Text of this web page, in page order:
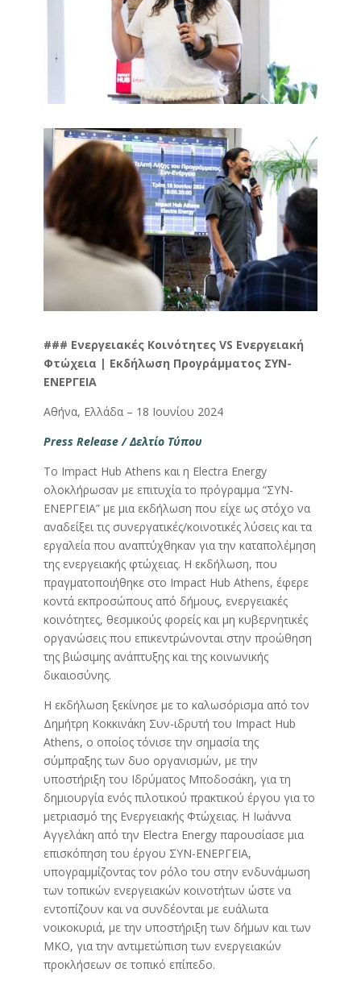
### Ενεργειακές Κοινότητες VS Ενεργειακή
Φτώχεια | Εκδήλωση Προγράμματος ΣΥΝ-
ΕΝΕΡΓΕΙΑ
Αθήνα, Ελλάδα – 18 Ιουνίου 2024
Press Release / Δελτίο Τύπου
Το Impact Hub Athens και η Electra Energy
ολοκλήρωσαν με επιτυχία το πρόγραμμα “ΣΥΝ-
ΕΝΕΡΓΕΙΑ” με μια εκδήλωση που είχε ως στόχο να
αναδείξει τις συνεργατικές/κοινοτικές λύσεις και τα
εργαλεία που αναπτύχθηκαν για την καταπολέμηση
της ενεργειακής φτώχειας. Η εκδήλωση, που
πραγματοποιήθηκε στο Impact Hub Athens, έφερε
κοντά εκπροσώπους από δήμους, ενεργειακές
κοινότητες, θεσμικούς φορείς και μη κυβερνητικές
οργανώσεις που επικεντρώνονται στην προώθηση
της βιώσιμης ανάπτυξης και της κοινωνικής
δικαιοσύνης.
Η εκδήλωση ξεκίνησε με το καλωσόρισμα από τον
Δημήτρη Κοκκινάκη Συν-ιδρυτή του Impact Hub
Athens, ο οποίος τόνισε την σημασία της
σύμπραξης των δυο οργανισμών, με την
υποστήριξη του Ιδρύματος Μποδοσάκη, για τη
δημιουργία ενός πιλοτικού πρακτικού έργου για το
μετριασμό της Ενεργειακής Φτώχειας. Η Ιωάννα
Αγγελάκη από την Electra Energy παρουσίασε μια
επισκόπηση του έργου ΣΥΝ-ΕΝΕΡΓΕΙΑ,
υπογραμμίζοντας τον ρόλο του στην ενδυνάμωση
των τοπικών ενεργειακών κοινοτήτων ώστε να
εντοπίζουν και να συνδέονται με ευάλωτα
νοικοκυριά, με την υποστήριξη των δήμων και των
ΜΚΟ, για την αντιμετώπιση των ενεργειακών
προκλήσεων σε τοπικό επίπεδο.